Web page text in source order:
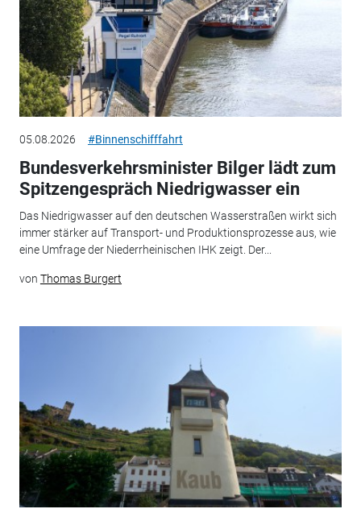
05.08.2026 #Binnenschifffahrt
Bundesverkehrsminister Bilger lädt zum
Spitzengespräch Niedrigwasser ein
Das Niedrigwasser auf den deutschen Wasserstraßen wirkt sich
immer stärker auf Transport- und Produktionsprozesse aus, wie
eine Umfrage der Niederrheinischen IHK zeigt. Der...
von Thomas Burgert